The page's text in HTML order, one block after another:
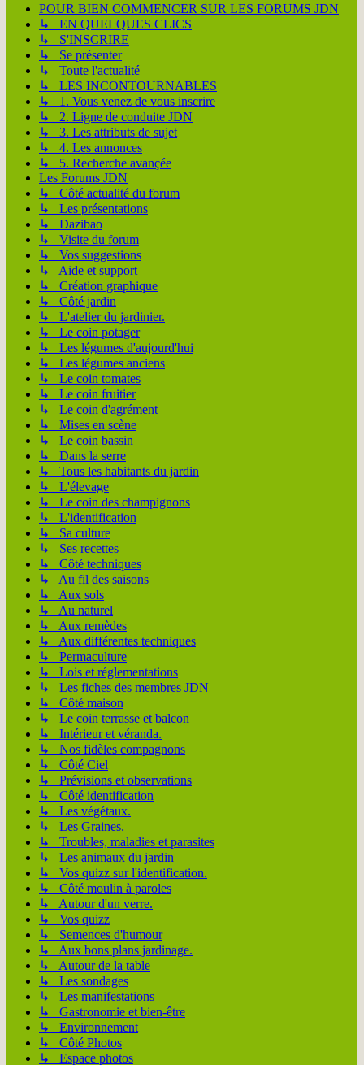
POUR BIEN COMMENCER SUR LES FORUMS JDN
↳ EN QUELQUES CLICS
↳ S'INSCRIRE
↳ Se présenter
↳ Toute l'actualité
↳ LES INCONTOURNABLES
↳ 1. Vous venez de vous inscrire
↳ 2. Ligne de conduite JDN
↳ 3. Les attributs de sujet
↳ 4. Les annonces
↳ 5. Recherche avançée
Les Forums JDN
↳ Côté actualité du forum
↳ Les présentations
↳ Dazibao
↳ Visite du forum
↳ Vos suggestions
↳ Aide et support
↳ Création graphique
↳ Côté jardin
↳ L'atelier du jardinier.
↳ Le coin potager
↳ Les légumes d'aujourd'hui
↳ Les légumes anciens
↳ Le coin tomates
↳ Le coin fruitier
↳ Le coin d'agrément
↳ Mises en scène
↳ Le coin bassin
↳ Dans la serre
↳ Tous les habitants du jardin
↳ L'élevage
↳ Le coin des champignons
↳ L'identification
↳ Sa culture
↳ Ses recettes
↳ Côté techniques
↳ Au fil des saisons
↳ Aux sols
↳ Au naturel
↳ Aux remèdes
↳ Aux différentes techniques
↳ Permaculture
↳ Lois et réglementations
↳ Les fiches des membres JDN
↳ Côté maison
↳ Le coin terrasse et balcon
↳ Intérieur et véranda.
↳ Nos fidèles compagnons
↳ Côté Ciel
↳ Prévisions et observations
↳ Côté identification
↳ Les végétaux.
↳ Les Graines.
↳ Troubles, maladies et parasites
↳ Les animaux du jardin
↳ Vos quizz sur l'identification.
↳ Côté moulin à paroles
↳ Autour d'un verre.
↳ Vos quizz
↳ Semences d'humour
↳ Aux bons plans jardinage.
↳ Autour de la table
↳ Les sondages
↳ Les manifestations
↳ Gastronomie et bien-être
↳ Environnement
↳ Côté Photos
↳ Espace photos